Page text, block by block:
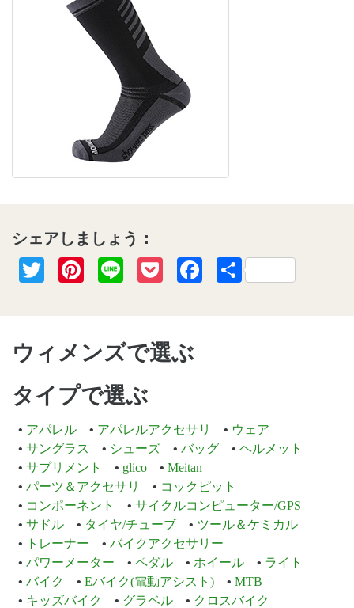
シェアしましょう：
TwitterPinterest
Line PocketFacebook
共
ウィメンズで選ぶ
タイプで選ぶ
アパレル アパレルアクセサリ
ウェア
サングラス
シューズ バッグ
ヘルメット
サプリメント
glico
Meitan
パーツ＆アクセサリ
コックピット
コンポーネント
サイクルコンピューター/GPS
サドル
タイヤ/チューブ
ツール＆ケミカル
トレーナー
バイクアクセサリー
パワーメーター
ペダル ホイール
ライト
バイク
Eバイク(電動アシスト)
MTB
キッズバイク
グラベル
クロスバイク